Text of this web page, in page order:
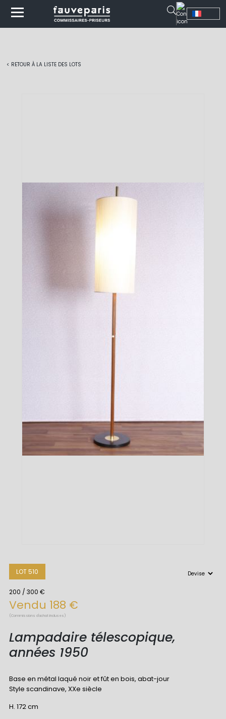
< RETOUR À LA LISTE DES LOTS
LOT 510
200 / 300 €
Vendu 188 €
(Commissions d'achat incluses)
Lampadaire télescopique,
années 1950
Base en métal laqué noir et fût en bois, abat-jour
Style scandinave, XXe siècle
H. 172 cm